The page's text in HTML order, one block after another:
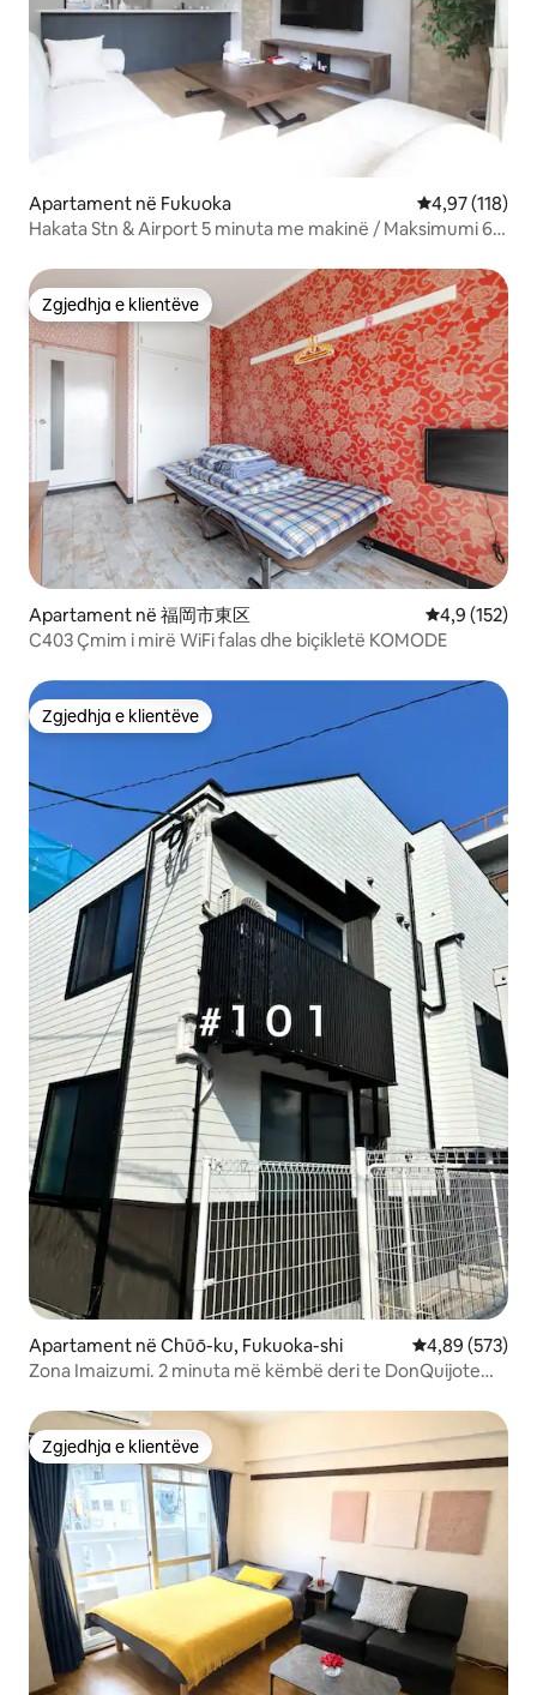
Apartament në Fukuoka Vlerësimi
4,97 (118)
Hakata Stn & Airport 5 minuta me makinë / Maksimumi 6
Zgjedhja e klientëve
Zgjedhja e klientëve
Apartament në 福岡市東区 Vlerësimi
4,9 (152)
C403 Çmim i mirë WiFi falas dhe biçikletë KOMODE
Zgjedhja e klientëve
Zgjedhja e klientëve
Apartament në Chūō-ku, Fukuoka-shi Vlerësimi
4,89 (573)
Zona Imaizumi. 2 minuta më këmbë deri te DonQuijote
Zgjedhja e klientëve
Zgjedhja e klientëve